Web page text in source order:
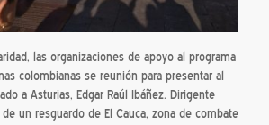
las organizaciones de apoyo al programa
colombianas se reunión para presentar al
a Asturias, Edgar Raúl Ibáñez. Dirigente
un resguardo de El Cauca, zona de combate